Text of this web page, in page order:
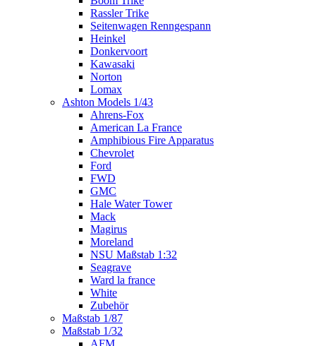
Rassler Trike
Seitenwagen Renngespann
Heinkel
Donkervoort
Kawasaki
Norton
Lomax
Ashton Models 1/43
Ahrens-Fox
American La France
Amphibious Fire Apparatus
Chevrolet
Ford
FWD
GMC
Hale Water Tower
Mack
Magirus
Moreland
NSU Maßstab 1:32
Seagrave
Ward la france
White
Zubehör
Maßstab 1/87
Maßstab 1/32
AFM